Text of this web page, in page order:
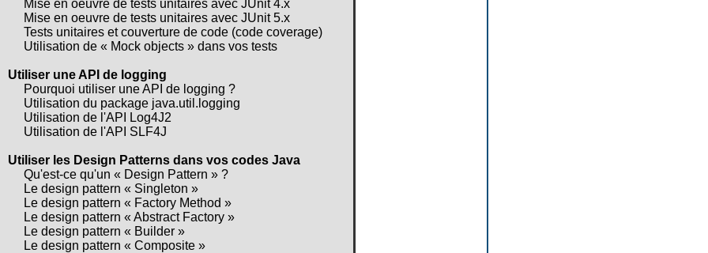
Mise en oeuvre de tests unitaires avec JUnit 4.x
Mise en oeuvre de tests unitaires avec JUnit 5.x
Tests unitaires et couverture de code (code coverage)
Utilisation de « Mock objects » dans vos tests
Utiliser une API de logging
Pourquoi utiliser une API de logging ?
Utilisation du package java.util.logging
Utilisation de l'API Log4J2
Utilisation de l'API SLF4J
Utiliser les Design Patterns dans vos codes Java
Qu'est-ce qu'un « Design Pattern » ?
Le design pattern « Singleton »
Le design pattern « Factory Method »
Le design pattern « Abstract Factory »
Le design pattern « Builder »
Le design pattern « Composite »